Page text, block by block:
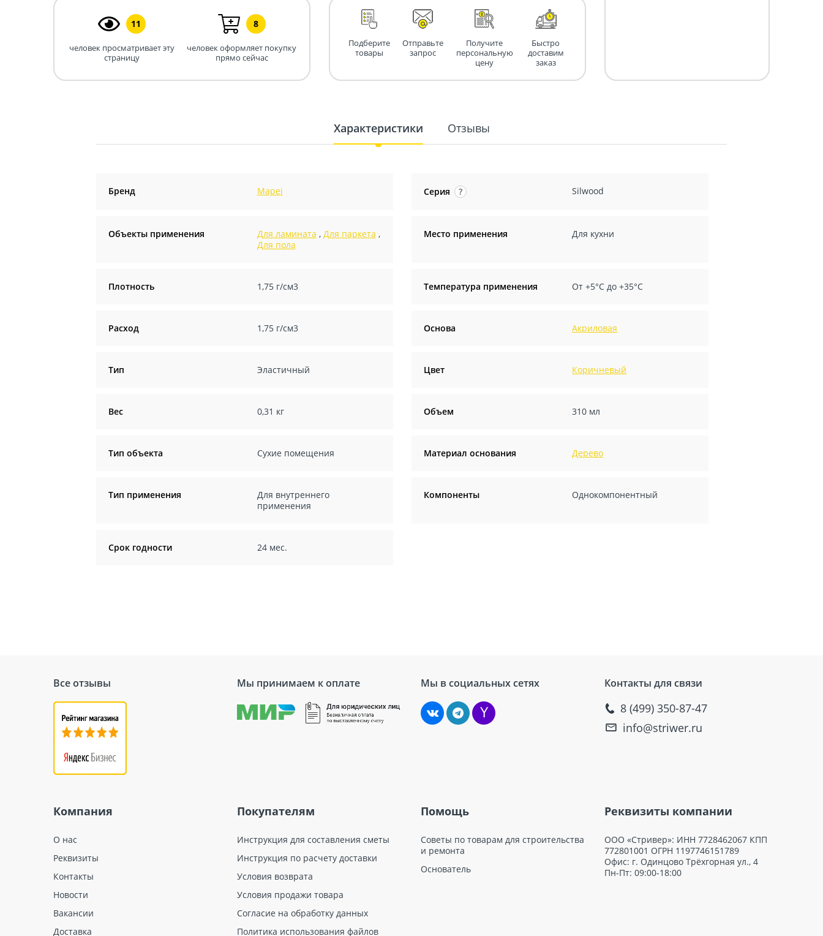
11
человек просматривает эту
страницу
8
человек оформляет покупку
прямо сейчас
Подберите
товары
Отправьте
запрос
Получите
персональную
цену
Быстро
доставим
заказ
Характеристики Отзывы
Бренд Mapei Серия ? Silwood
Объекты применения Для ламината , Для паркета ,
Для пола
Место применения Для кухни
Плотность 1,75 г/см3 Температура применения От +5°С до +35°С
Расход 1,75 г/см3 Основа Акриловая
Тип Эластичный Цвет Коричневый
Вес 0,31 кг Объем 310 мл
Тип объекта Сухие помещения Материал основания Дерево
Тип применения
Для внутреннего
применения
Компоненты Однокомпонентный
Срок годности 24 мес.
Все отзывы Мы принимаем к оплате Мы в социальных сетях Контакты для связи
8 (499) 350-87-47
info@striwer.ru
Компания
О нас
Реквизиты
Контакты
Новости
Вакансии
Доставка
Покупателям
Инструкция для составления сметы
Инструкция по расчету доставки
Условия возврата
Условия продажи товара
Согласие на обработку данных
Политика использования файлов
Помощь
Советы по товарам для строительства
и ремонта
Основатель
Реквизиты компании
ООО «Стривер»: ИНН 7728462067 КПП
772801001 ОГРН 1197746151789
Офис: г. Одинцово Трёхгорная ул., 4
Пн-Пт: 09:00-18:00